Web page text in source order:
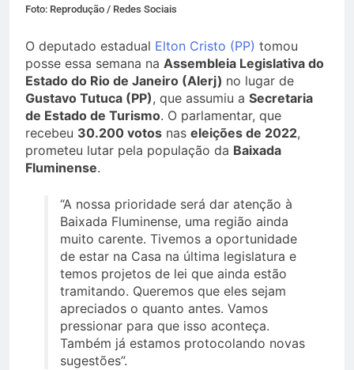
Foto: Reprodução / Redes Sociais
O deputado estadual Elton Cristo (PP) tomou
posse essa semana na Assembleia Legislativa do
Estado do Rio de Janeiro (Alerj) no lugar de
Gustavo Tutuca (PP), que assumiu a Secretaria
de Estado de Turismo. O parlamentar, que
recebeu 30.200 votos nas eleições de 2022,
prometeu lutar pela população da Baixada
Fluminense.
“A nossa prioridade será dar atenção à
Baixada Fluminense, uma região ainda
muito carente. Tivemos a oportunidade
de estar na Casa na última legislatura e
temos projetos de lei que ainda estão
tramitando. Queremos que eles sejam
apreciados o quanto antes. Vamos
pressionar para que isso aconteça.
Também já estamos protocolando novas
sugestões”.